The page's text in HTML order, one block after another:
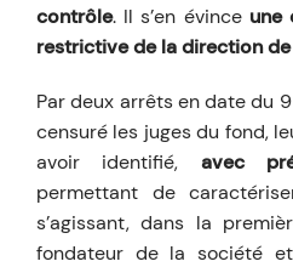
contrôle. Il s’en évince une
restrictive de la direction
Par deux arrêts en date du
censuré les juges du fond,
avoir identifié, avec
permettant de
s’agissant, dans la
fondateur de la société